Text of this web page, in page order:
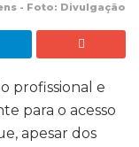
- Foto: Divulgação
profissional e
para o acesso
apesar dos